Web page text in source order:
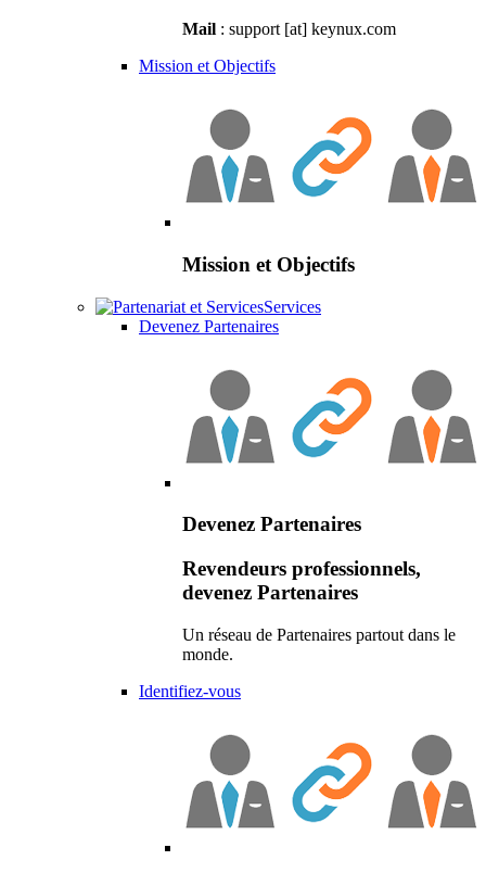
Mail : support [at] keynux.com
Mission et Objectifs
Mission et Objectifs
Services
Devenez Partenaires
Devenez Partenaires
Revendeurs professionnels,
devenez Partenaires
Un réseau de Partenaires partout dans le
monde.
Identifiez-vous